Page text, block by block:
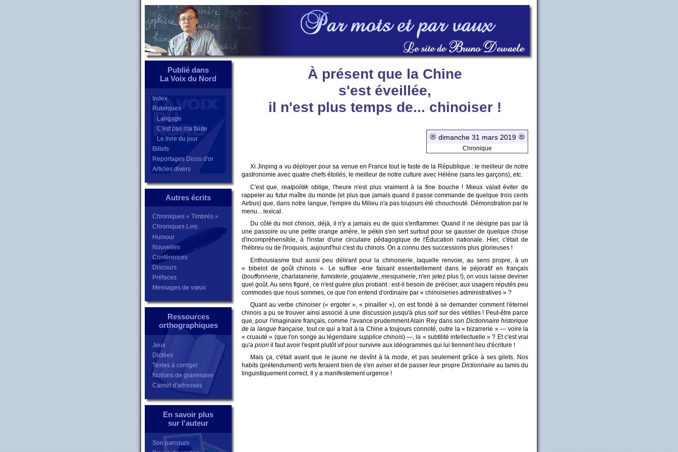
Publié dans
La Voix du Nord
Index
Rubriques
Langage
C'est pas ma faute
Le livre du jour
Billets
Reportages Dicos d'or
Articles divers
Autres écrits
Chroniques « Timbrés »
Chroniques LIRE
Humour
Nouvelles
Conférences
Discours
Préfaces
Messages de vœux
Ressources
orthographiques
Jeux
Dictées
Textes à corriger
Notions de grammaire
Carnet d'adresses
En savoir plus
sur l'auteur
Son parcours
À présent que la Chine
s'est éveillée,
il n'est plus temps de... chinoiser !
dimanche 31 mars 2019
Chronique
Xi Jinping a vu déployer pour sa venue en France tout le faste de la République : le meilleur de notre
gastronomie avec quatre chefs étoilés, le meilleur de notre culture avec Hélène (sans les garçons), etc.
C'est que,realpolitikoblige, l'heure n'est plus vraiment à la fine bouche ! Mieux valait éviter de
rappeler au futur maître du monde (et plus que jamais quand il passe commande de quelque trois cents
Airbus) que, dans notre langue, l'empire du Milieu n'a pas toujours été chouchouté. Démonstration par le
menu... lexical.
Du côté du motchinois, déjà, il n'y a jamais eu de quoi s'enflammer. Quand il ne désigne pas par là
une passoire ou une petite orange amère, le pékin s'en sert surtout pour se gausser de quelque chose
d'incompréhensible, à l'instar d'une circulaire pédagogique de l'Éducation nationale. Hier, c'était de
l'hébreu ou de l'iroquois, aujourd'hui c'est du chinois. On a connu des successions plus glorieuses !
Enthousiasme tout aussi peu délirant pour la chinoiserie, laquelle renvoie, au sens propre, à un
« bibelot de goût chinois ». Le suffixe -eriefaisant essentiellement dans le péjoratif en français
(bouffonnerie ,charlatanerie ,fumisterie ,goujaterie ,mesquinerie , n'en jetez plus !), on vous laisse deviner
quel goût. Au sens figuré, ce n'est guère plus probant : est-il besoin de préciser, aux usagers réputés peu
commodes que nous sommes, ce que l'on entend d'ordinaire par « chinoiseries administratives » ?
Quant au verbe chinoiser(« ergoter », « pinailler »), on est fondé à se demander comment l'éternel
chinois a pu se trouver ainsi associé à une discussion jusqu'à plus soif sur des vétilles ! Peut-être parce
que, pour l'imaginaire français, comme l'avance prudemment Alain Rey dans son Dictionnaire historique
de la langue française, tout ce qui a trait à la Chine a toujours connoté, outre la « bizarrerie » — voire la
« cruauté » (que l'on songe au légendaire supplice chinois) —, la « subtilité intellectuelle » ? Et c'est vrai
qu'a priori il faut avoir l'esprit plutôt vif pour survivre aux idéogrammes qui lui tiennent lieu d'écriture !
Mais ça, c'était avant que le jaune ne devînt à la mode, et pas seulement grâce à ses gilets. Nos
habits (prétendument) verts feraient bien de s'en aviser et de passer leur propre Dictionnaireau tamis du
linguistiquement correct. Il y a manifestement urgence !